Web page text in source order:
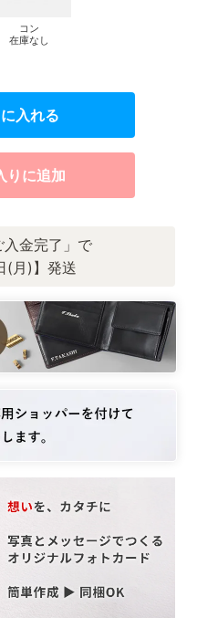
コン
在庫なし
入れる
に追加
金完了」で
(月)】発送